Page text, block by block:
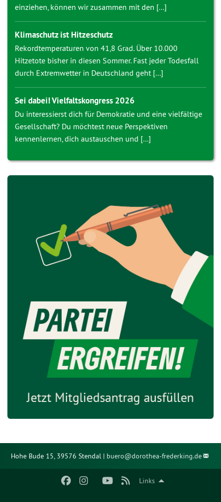
Links
einziehen, können wir zusammen mit den [...]
Klimaschutz ist Hitzeschutz
Rekordtemperaturen von 41,8 Grad. Über 10.000
Hitzetote bisher in diesen Sommer. Fast jeder Todesfall
durch Extremwetter in Deutschland geht [...]
Sei dabei! Vielfaltskongress 2026
Du interessierst dich für Demokratie und eine vielfältige
Gesellschaft? Du möchtest neue Perspektiven
kennenlernen, dich austauschen und [...]
Hohe Bude 15, 39576 Stendal | buero@dorothea-frederking.de